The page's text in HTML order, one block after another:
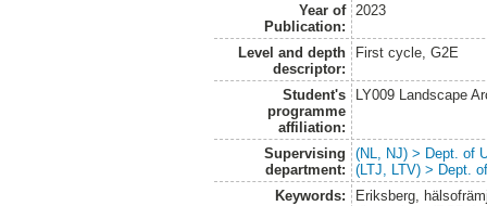
Year of
Publication:
2023
Level and depth
descriptor:
First cycle, G2E
Student's
programme
affiliation:
LY009 Landscape
Supervising
department:
(NL, NJ) > Dept. of
(LTJ, LTV) > Dept.
Keywords:
Eriksberg,